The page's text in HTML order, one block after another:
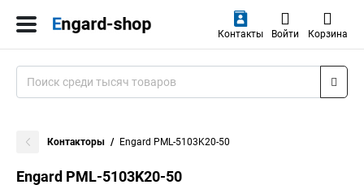
Контакты Войти Корзина
Контакторы Engard PML-5103K20-50
Engard PML-5103K20-50